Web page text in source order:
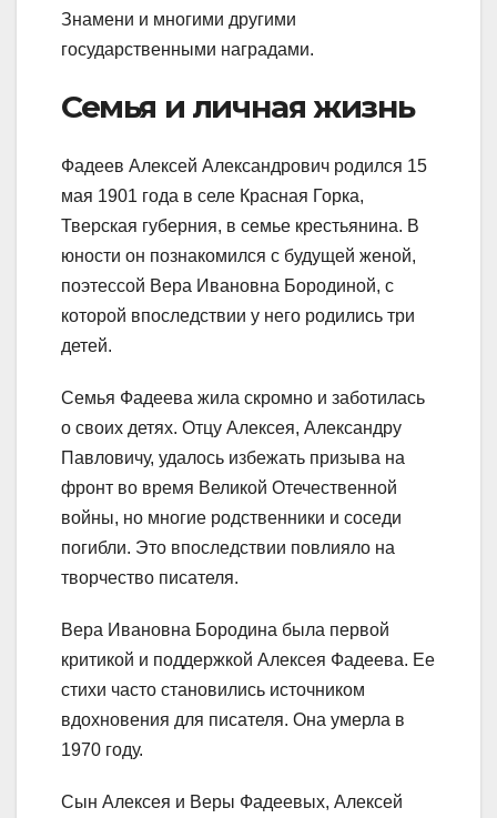
Знамени и многими другими
государственными наградами.
Семья и личная жизнь
Фадеев Алексей Александрович родился 15
мая 1901 года в селе Красная Горка,
Тверская губерния, в семье крестьянина. В
юности он познакомился с будущей женой,
поэтессой Вера Ивановна Бородиной, с
которой впоследствии у него родились три
детей.
Семья Фадеева жила скромно и заботилась
о своих детях. Отцу Алексея, Александру
Павловичу, удалось избежать призыва на
фронт во время Великой Отечественной
войны, но многие родственники и соседи
погибли. Это впоследствии повлияло на
творчество писателя.
Вера Ивановна Бородина была первой
критикой и поддержкой Алексея Фадеева. Ее
стихи часто становились источником
вдохновения для писателя. Она умерла в
1970 году.
Сын Алексея и Веры Фадеевых, Алексей